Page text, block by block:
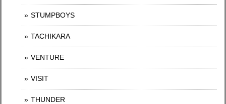
STUMPBOYS
TACHIKARA
VENTURE
VISIT
THUNDER